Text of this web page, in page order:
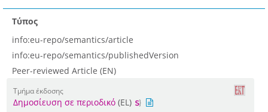
Τύπος
info:eu-repo/semantics/article
info:eu-repo/semantics/publishedVersion
Peer-reviewed Article (EN)
Τμήμα έκδοσης
Δημοσίευση σε περιοδικό (EL)